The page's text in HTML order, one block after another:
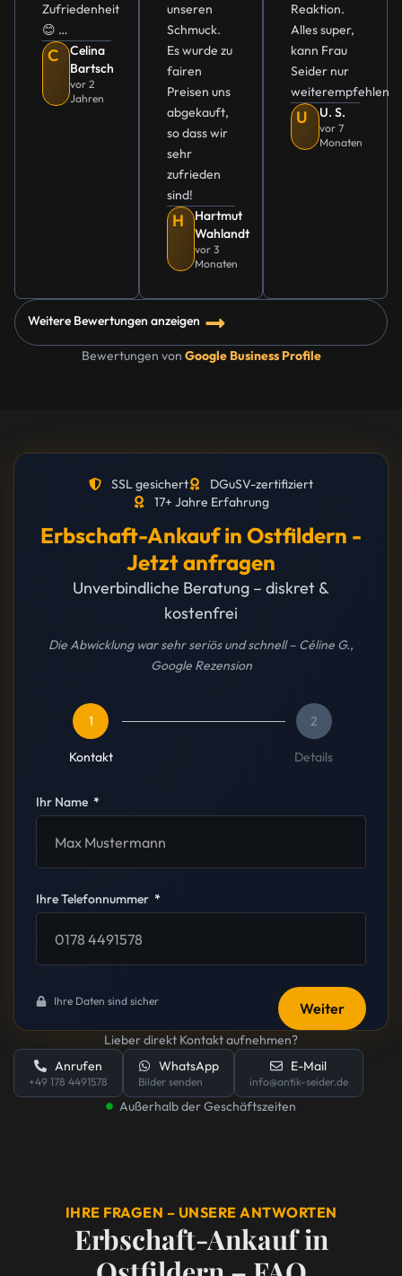
Zufriedenheit
😊 …
C
Celina
Bartsch
vor 2
Jahren
unseren
Schmuck.
Es wurde zu
fairen
Preisen uns
abgekauft,
so dass wir
sehr
zufrieden
sind!
H
Hartmut
Wahlandt
vor 3
Monaten
Reaktion.
Alles super,
kann Frau
Seider nur
weiterempfehlen
U U. S.
vor 7
Monaten
Weitere Bewertungen anzeigen
Bewertungen von Google Business Profile
SSL gesichert
DGuSV-zertifiziert
17+ Jahre Erfahrung
Erbschaft-Ankauf in Ostfildern -
Jetzt anfragen
Unverbindliche Beratung – diskret &
kostenfrei
Die Abwicklung war sehr seriös und schnell – Céline G.,
Google Rezension
1
Kontakt
2
Details
Ihr Name
Ihre Telefonnummer
Weiter
Ihre Daten sind sicher
Lieber direkt Kontakt aufnehmen?
Anrufen
+49 178 4491578
WhatsApp
Bilder senden
E-Mail
info@antik-seider.de
Außerhalb der Geschäftszeiten
IHRE FRAGEN – UNSERE ANTWORTEN
Erbschaft-Ankauf in